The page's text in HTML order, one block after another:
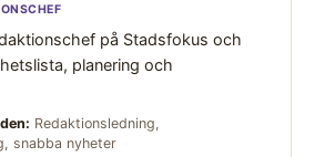
på Stadsfokus och
planering och
Redaktionsledning,
snabba nyheter